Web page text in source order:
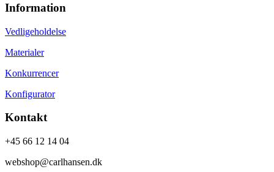
Information
Vedligeholdelse
Materialer
Konkurrencer
Konfigurator
Kontakt
+45 66 12 14 04
webshop@carlhansen.dk